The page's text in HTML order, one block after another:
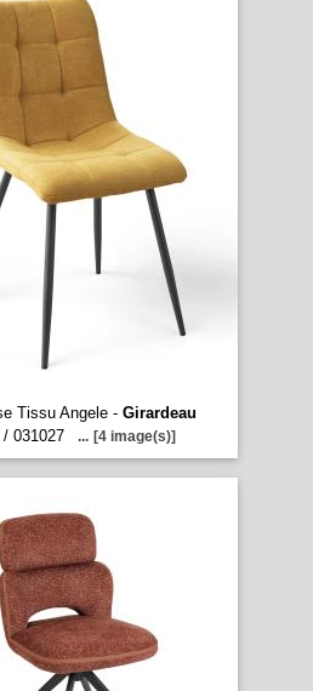
Tissu Angele - Girardeau
/ 031027
... [4 image(s)]